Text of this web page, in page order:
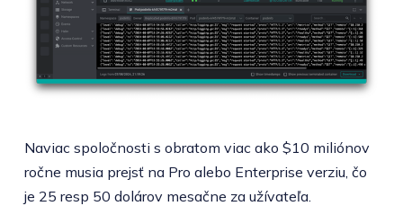
Naviac spoločnosti s obratom viac ako $10 miliónov
ročne musia prejsť na Pro alebo Enterprise verziu, čo
je 25 resp 50 dolárov mesačne za užívateľa.